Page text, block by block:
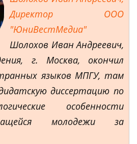
Директор ООО
"ЮниВестМедиа"
Шолохов Иван Андреевич,
г. Москва, окончил
языков МПГУ, там
диссертацию по
особенности
молодежи за